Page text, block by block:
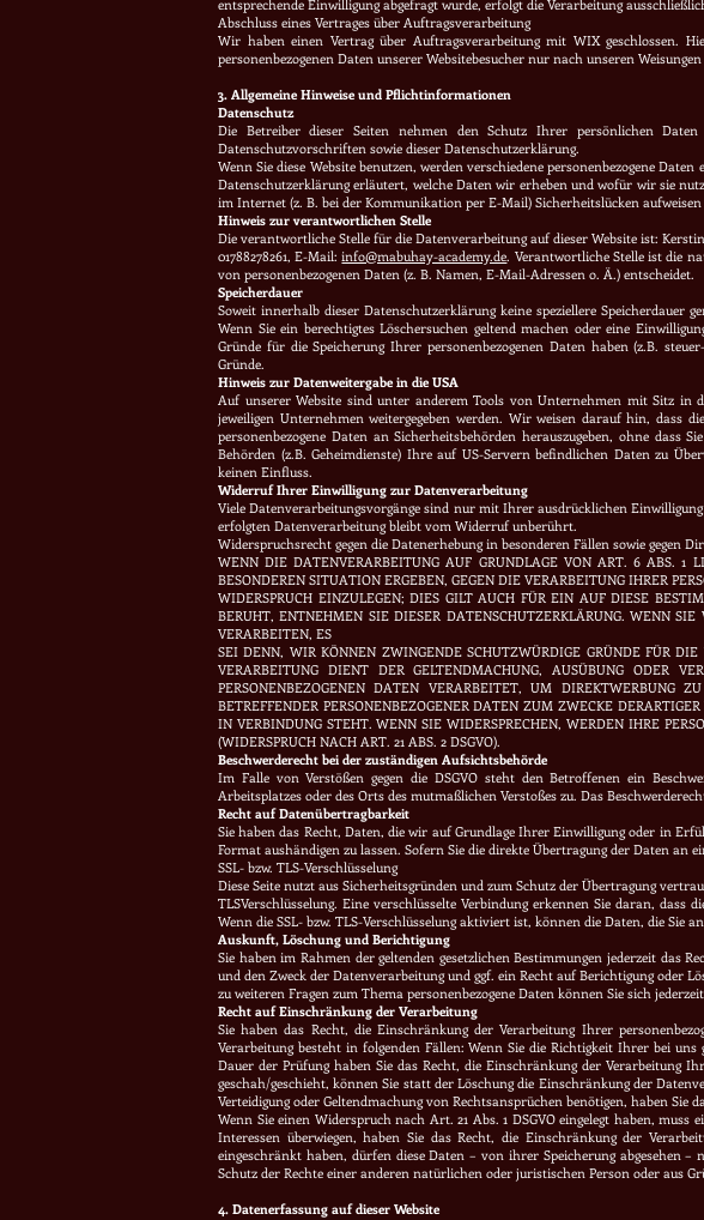
entsprechende Einwilligung abgefragt wurde, erfolgt die Verarbeitung
Abschluss eines Vertrages über Auftragsverarbeitung
Wir haben einen Vertrag über Auftragsverarbeitung mit WIX geschlossen.
personenbezogenen Daten unserer Websitebesucher nur nach unseren
3. Allgemeine Hinweise und Pflichtinformationen
Datenschutz
Die Betreiber dieser Seiten nehmen den Schutz Ihrer persönlichen
Datenschutzvorschriften sowie dieser Datenschutzerklärung.
Wenn Sie diese Website benutzen, werden verschiedene personenbezogene
Datenschutzerklärung erläutert, welche Daten wir erheben und wofür wir sie
im Internet (z. B. bei der Kommunikation per E-Mail) Sicherheitslücken
Hinweis zur verantwortlichen Stelle
Die verantwortliche Stelle für die Datenverarbeitung auf dieser Website ist:
01788278261, E-Mail:info@mabuhay-academy.de. Verantwortliche Stelle ist die
von personenbezogenen Daten (z. B. Namen, E-Mail-Adressen o. Ä.) entscheidet.
Speicherdauer
Soweit innerhalb dieser Datenschutzerklärung keine speziellere
Wenn Sie ein berechtigtes Löschersuchen geltend machen oder eine
Gründe für die Speicherung Ihrer personenbezogenen Daten haben (z.B.
Gründe.
Hinweis zur Datenweitergabe in die USA
Auf unserer Website sind unter anderem Tools von Unternehmen mit Sitz in
jeweiligen Unternehmen weitergegeben werden. Wir weisen darauf hin, dass
personenbezogene Daten an Sicherheitsbehörden herauszugeben, ohne
Behörden (z.B. Geheimdienste) Ihre auf US-Servern befindlichen Daten zu
keinen Einfluss.
Widerruf Ihrer Einwilligung zur Datenverarbeitung
Viele Datenverarbeitungsvorgänge sind nur mit Ihrer ausdrücklichen
erfolgten Datenverarbeitung bleibt vom Widerruf unberührt.
Widerspruchsrecht gegen die Datenerhebung in besonderen Fällen sowie gegen
WENN DIE DATENVERARBEITUNG AUF GRUNDLAGE VON ART. 6 ABS. 1
BESONDEREN SITUATION ERGEBEN, GEGEN DIE VERARBEITUNG IHRER
WIDERSPRUCH EINZULEGEN; DIES GILT AUCH FÜR EIN AUF DIESE
BERUHT, ENTNEHMEN SIE DIESER DATENSCHUTZERKLÄRUNG. WENN
VERARBEITEN, ES
SEI DENN, WIR KÖNNEN ZWINGENDE SCHUTZWÜRDIGE GRÜNDE FÜR
VERARBEITUNG DIENT DER GELTENDMACHUNG, AUSÜBUNG ODER
PERSONENBEZOGENEN DATEN VERARBEITET, UM DIREKTWERBUNG
BETREFFENDER PERSONENBEZOGENER DATEN ZUM ZWECKE
IN VERBINDUNG STEHT. WENN SIE WIDERSPRECHEN, WERDEN IHRE
(WIDERSPRUCH NACH ART. 21 ABS. 2 DSGVO).
Beschwerderecht bei der zuständigen Aufsichtsbehörde
Im Falle von Verstößen gegen die DSGVO steht den Betroffenen ein
Arbeitsplatzes oder des Orts des mutmaßlichen Verstoßes zu. Das
Recht auf Datenübertragbarkeit
Sie haben das Recht, Daten, die wir auf Grundlage Ihrer Einwilligung oder in
Format aushändigen zu lassen. Sofern Sie die direkte Übertragung der Daten
SSL- bzw. TLS-Verschlüsselung
Diese Seite nutzt aus Sicherheitsgründen und zum Schutz der Übertragung
TLSVerschlüsselung. Eine verschlüsselte Verbindung erkennen Sie daran,
Wenn die SSL- bzw. TLS-Verschlüsselung aktiviert ist, können die Daten, die
Auskunft, Löschung und Berichtigung
Sie haben im Rahmen der geltenden gesetzlichen Bestimmungen jederzeit das
und den Zweck der Datenverarbeitung und ggf. ein Recht auf Berichtigung oder
zu weiteren Fragen zum Thema personenbezogene Daten können Sie sich
Recht auf Einschränkung der Verarbeitung
Sie haben das Recht, die Einschränkung der Verarbeitung Ihrer
Verarbeitung besteht in folgenden Fällen: Wenn Sie die Richtigkeit Ihrer bei
Dauer der Prüfung haben Sie das Recht, die Einschränkung der Verarbeitung
geschah/geschieht, können Sie statt der Löschung die Einschränkung der
Verteidigung oder Geltendmachung von Rechtsansprüchen benötigen, haben
Wenn Sie einen Widerspruch nach Art. 21 Abs. 1 DSGVO eingelegt haben,
Interessen überwiegen, haben Sie das Recht, die Einschränkung der
eingeschränkt haben, dürfen diese Daten – von ihrer Speicherung abgesehen
Schutz der Rechte einer anderen natürlichen oder juristischen Person oder aus
4. Datenerfassung auf dieser Website